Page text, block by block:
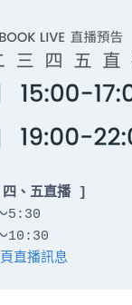
、五直播 ]
5:30
直播訊息